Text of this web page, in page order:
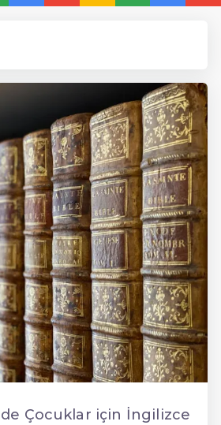
Çocuklar için İngilizce